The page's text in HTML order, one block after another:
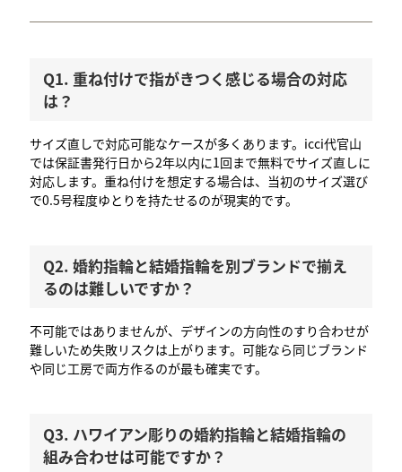
Q1. 重ね付けで指がきつく感じる場合の対応
は？
サイズ直しで対応可能なケースが多くあります。icci代官山
では保証書発行日から2年以内に1回まで無料でサイズ直しに
対応します。重ね付けを想定する場合は、当初のサイズ選び
で0.5号程度ゆとりを持たせるのが現実的です。
Q2. 婚約指輪と結婚指輪を別ブランドで揃え
るのは難しいですか？
不可能ではありませんが、デザインの方向性のすり合わせが
難しいため失敗リスクは上がります。可能なら同じブランド
や同じ工房で両方作るのが最も確実です。
Q3. ハワイアン彫りの婚約指輪と結婚指輪の
組み合わせは可能ですか？